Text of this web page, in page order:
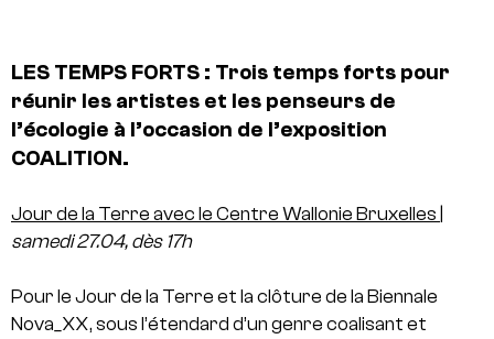
LES TEMPS FORTS : Trois temps forts pour
réunir les artistes et les penseurs de
l’écologie à l’occasion de l’exposition
COALITION.
Jour de la Terre avec le Centre Wallonie Bruxelles
samedi 27.04, dès 17h
Pour le Jour de la Terre et la clôture de la Biennale
Nova_XX, sous l’étendard d’un genre coalisant et